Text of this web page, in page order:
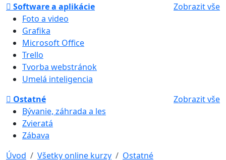
Software a aplikácie
Zobrazit vše
Foto a video
Grafika
Microsoft Office
Trello
Tvorba webstránok
Umelá inteligencia
Ostatné
Zobrazit vše
Bývanie, záhrada a les
Zvieratá
Zábava
Úvod
Všetky online kurzy Ostatné